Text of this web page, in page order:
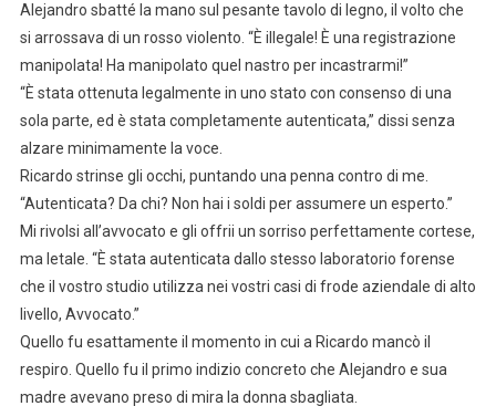
Alejandro sbatté la mano sul pesante tavolo di legno, il volto che
si arrossava di un rosso violento. “È illegale! È una registrazione
manipolata! Ha manipolato quel nastro per incastrarmi!”
“È stata ottenuta legalmente in uno stato con consenso di una
sola parte, ed è stata completamente autenticata,” dissi senza
alzare minimamente la voce.
Ricardo strinse gli occhi, puntando una penna contro di me.
“Autenticata? Da chi? Non hai i soldi per assumere un esperto.”
Mi rivolsi all’avvocato e gli offrii un sorriso perfettamente cortese,
ma letale. “È stata autenticata dallo stesso laboratorio forense
che il vostro studio utilizza nei vostri casi di frode aziendale di alto
livello, Avvocato.”
Quello fu esattamente il momento in cui a Ricardo mancò il
respiro. Quello fu il primo indizio concreto che Alejandro e sua
madre avevano preso di mira la donna sbagliata.